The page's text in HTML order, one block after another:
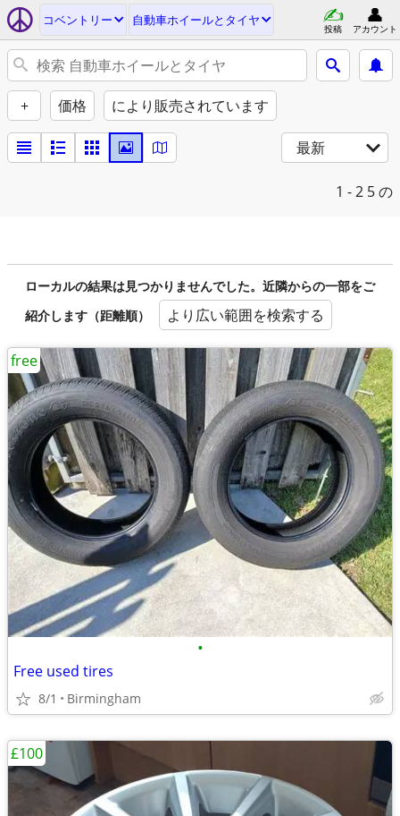
コベントリー 自動車ホイールとタイヤ
投稿 アカウント
+ 価格 により販売されています
最新
1 - 2 5 の
ローカルの結果は見つかりませんでした。近隣からの一部をご
紹介します（距離順）
より広い範囲を検索する
•
Free used tires
8/1 Birmingham
free
£100